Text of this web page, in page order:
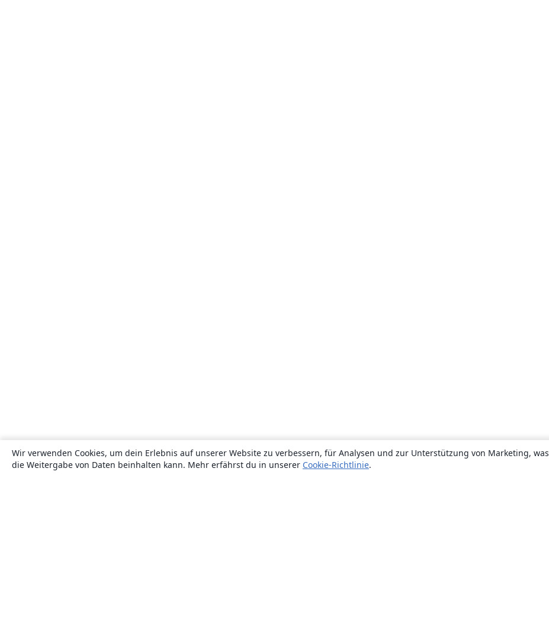
Wir verwenden Cookies, um dein Erlebnis auf unserer Website zu verbessern, für Analysen und zur Unterstützung von Marketing, was
die Weitergabe von Daten beinhalten kann. Mehr erfährst du in unserer Cookie-Richtlinie.